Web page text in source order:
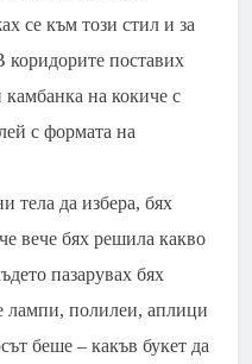
се към този стил и за
коридорите поставих
на кокиче с
с формата на
тела да избера, бях
вече бях решила какво
пазарувах бях
лампи, полилеи, аплици
беше – какъв букет да